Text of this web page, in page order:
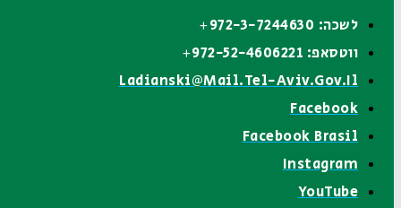
לשכה: 972-3-7244630+
ווטסאפ: 972-52-4606221+
Ladianski@mail.tel-Aviv.gov.il
Facebook
Facebook Brasil
Instagram
YouTube